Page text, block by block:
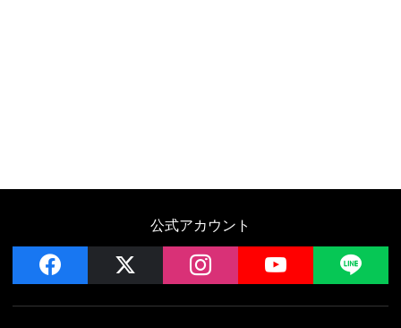
公式アカウント
facebook instagram YouTube